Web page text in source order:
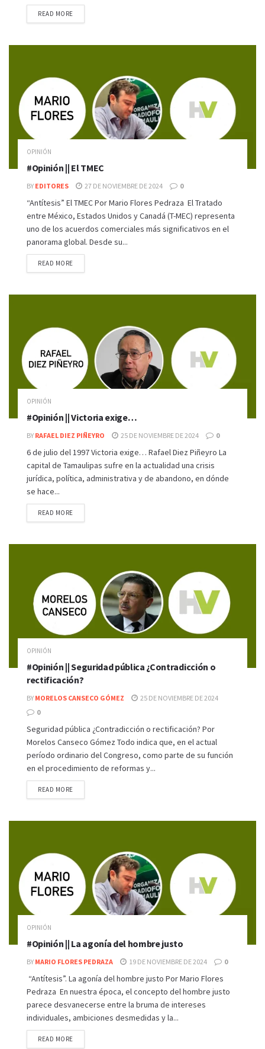
READ MORE
OPINIÓN
#Opinión || El TMEC
BY EDITORES 27 DE NOVIEMBRE DE 2024 0
“Antítesis” El TMEC Por Mario Flores Pedraza El Tratado
entre México, Estados Unidos y Canadá (T-MEC) representa
uno de los acuerdos comerciales más significativos en el
panorama global. Desde su...
READ MORE
OPINIÓN
#Opinión || Victoria exige…
BY RAFAEL DIEZ PIÑEYRO 25 DE NOVIEMBRE DE 2024 0
6 de julio del 1997 Victoria exige… Rafael Diez Piñeyro La
capital de Tamaulipas sufre en la actualidad una crisis
jurídica, política, administrativa y de abandono, en dónde
se hace...
READ MORE
OPINIÓN
#Opinión || Seguridad pública ¿Contradicción o
rectificación?
BY MORELOS CANSECO GÓMEZ
25 DE NOVIEMBRE DE 2024
0
Seguridad pública ¿Contradicción o rectificación? Por
Morelos Canseco Gómez Todo indica que, en el actual
período ordinario del Congreso, como parte de su función
en el procedimiento de reformas y...
READ MORE
OPINIÓN
#Opinión || La agonía del hombre justo
BY MARIO FLORES PEDRAZA 19 DE NOVIEMBRE DE 2024 0
“Antítesis”. La agonía del hombre justo Por Mario Flores
Pedraza En nuestra época, el concepto del hombre justo
parece desvanecerse entre la bruma de intereses
individuales, ambiciones desmedidas y la...
READ MORE